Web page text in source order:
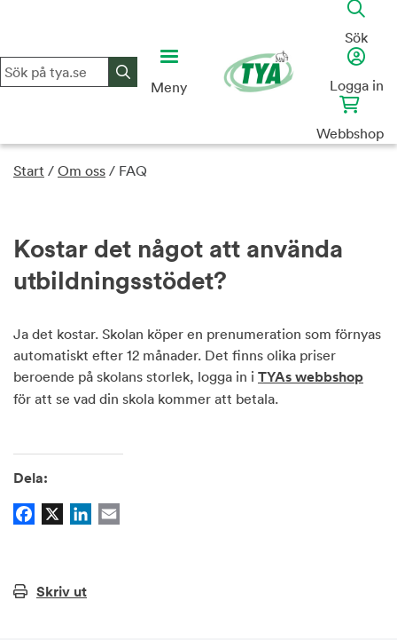
content
Meny
Sök
Logga in
Webbshop
Start / Om oss / FAQ
Kostar det något att använda
utbildningsstödet?
Ja det kostar. Skolan köper en prenumeration som förnyas
automatiskt efter 12 månader. Det finns olika priser
beroende på skolans storlek, logga in i TYAs webbshop
för att se vad din skola kommer att betala.
Dela:
Facebook
LinkedIn
Skriv ut